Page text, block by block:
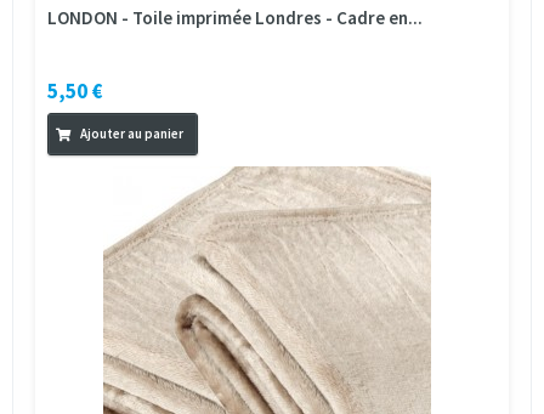
LONDON - Toile imprimée Londres - Cadre en...
5,50 €
Ajouter au panier